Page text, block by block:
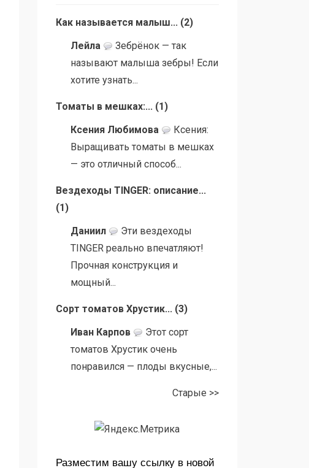
Как называется малыш... (2)
Лейла
Зебрёнок — так
называют малыша зебры! Если
хотите узнать...
Томаты в мешках:... (1)
Ксения Любимова
Ксения:
Выращивать томаты в мешках
— это отличный способ...
Вездеходы TINGER: описание...
(1)
Даниил
Эти вездеходы
TINGER реально впечатляют!
Прочная конструкция и
мощный...
Сорт томатов Хрустик... (3)
Иван Карпов
Этот сорт
томатов Хрустик очень
понравился — плоды вкусные,...
Старые >>
Разместим вашу ссылку в новой